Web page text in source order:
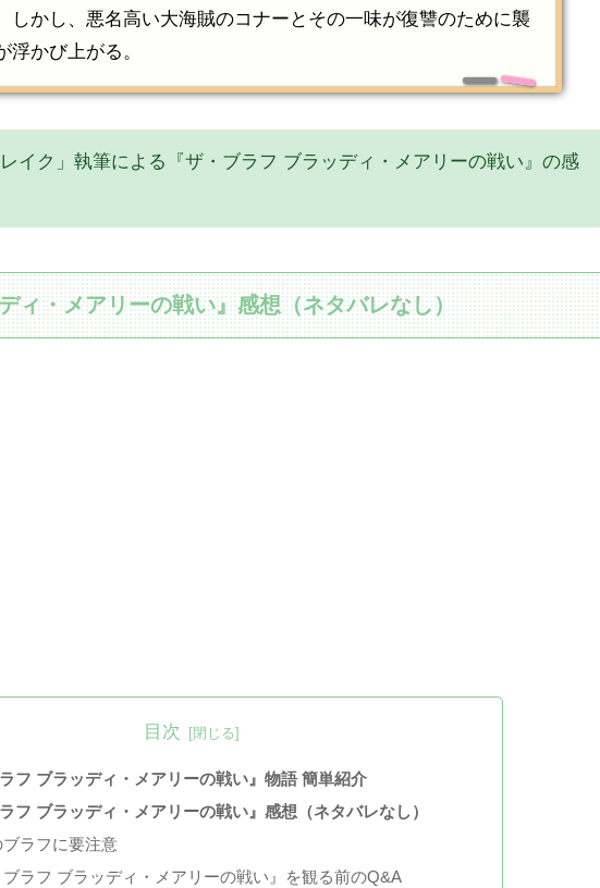
しかし、悪名高い大海賊のコナーとその一味が復讐のために襲
かび上がる。
イク」執筆による『ザ・ブラフ ブラッディ・メアリーの戦い』の感
ィ・メアリーの戦い』感想（ネタバレなし）
目次
ラフ ブラッディ・メアリーの戦い』物語 簡単紹介
ラフ ブラッディ・メアリーの戦い』感想（ネタバレなし）
ラフに要注意
ブラフ ブラッディ・メアリーの戦い』を観る前のQ&A